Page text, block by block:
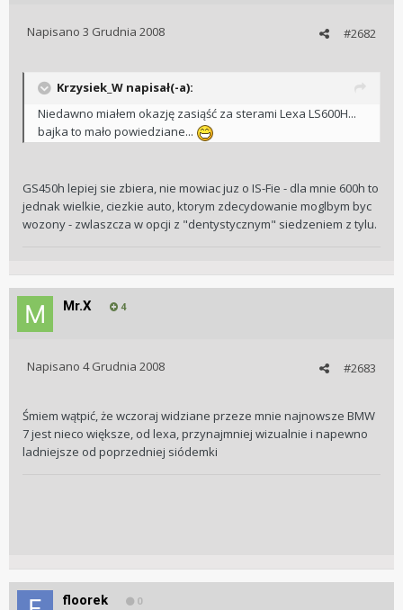
#2682
Napisano 3 Grudnia 2008
Krzysiek_W napisał(-a):
Niedawno miałem okazję zasiąść za sterami Lexa LS600H...
bajka to mało powiedziane...
GS450h lepiej sie zbiera, nie mowiac juz o IS-Fie - dla mnie 600h to
jednak wielkie, ciezkie auto, ktorym zdecydowanie moglbym byc
wozony - zwlaszcza w opcji z "dentystycznym" siedzeniem z tylu.
Mr.X 4
#2683
Napisano 4 Grudnia 2008
Śmiem wątpić, że wczoraj widziane przeze mnie najnowsze BMW
7 jest nieco większe, od lexa, przynajmniej wizualnie i napewno
ladniejsze od poprzedniej siódemki
floorek 0